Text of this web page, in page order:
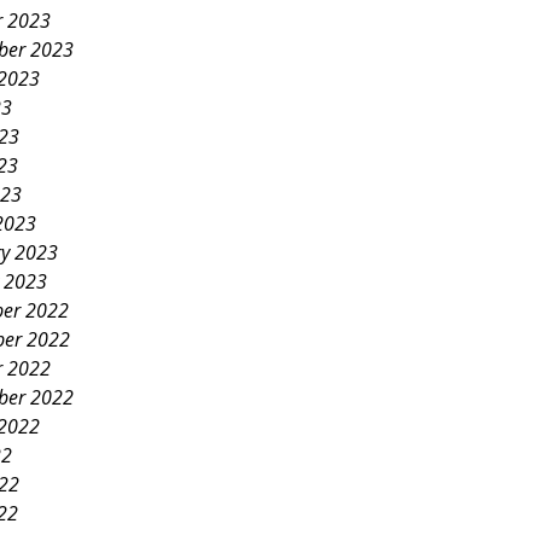
2023
2023
2023
2023
2022
2022
2022
2022